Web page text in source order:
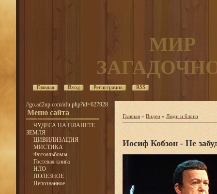
МИР
Главная Вход Регистрация RSS
//go.ad2up.com/afu.php?id=627928
Меню сайта
ЧУДЕСА НА ПЛАНЕТЕ
ЗЕМЛЯ
ЦИВИЛИЗАЦИЯ
МИСТИКА
Фотоальбомы
Гостевая книга
НЛО
ПОЛЕЗНОЕ
Непознанное
Главная » Видео » Люди и блоги
Иосиф Кобзон - Не